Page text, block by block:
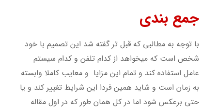
جمع بندی
با توجه به مطالبی که قبل تر گفته شد این تصمیم با خود
شخص است که میخواهد از کدام تلفن و کدام سیستم
عامل استفاده کند و تمام این مزایا و معایب کاملا وابسته
به زمان است و شاید همین فردا این شرایط تغییر کند و یا
حتی برعکس شود اما در کل همان طور که در اول مقاله